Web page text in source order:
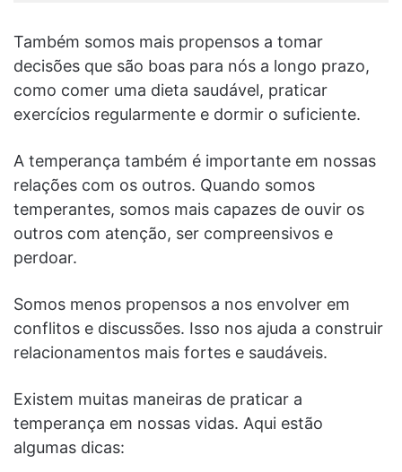
Também somos mais propensos a tomar
decisões que são boas para nós a longo prazo,
como comer uma dieta saudável, praticar
exercícios regularmente e dormir o suficiente.
A temperança também é importante em nossas
relações com os outros. Quando somos
temperantes, somos mais capazes de ouvir os
outros com atenção, ser compreensivos e
perdoar.
Somos menos propensos a nos envolver em
conflitos e discussões. Isso nos ajuda a construir
relacionamentos mais fortes e saudáveis.
Existem muitas maneiras de praticar a
temperança em nossas vidas. Aqui estão
algumas dicas: